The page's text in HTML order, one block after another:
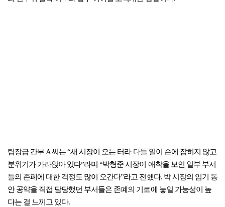
팀장급 간부 A 씨는 “새 시장이 오는 터라 다들 일이 손에 잡히지 않고
분위기가 가라앉아 있다”라며 “박형준 시장이 애착을 보인 일부 부서
들의 존폐에 대한 걱정도 많이 오간다”라고 전했다. 박 시장의 임기 동
안 공약을 직접 담당했던 부서들은 존폐의 기로에 놓일 가능성이 높
다는 걸 느끼고 있다.